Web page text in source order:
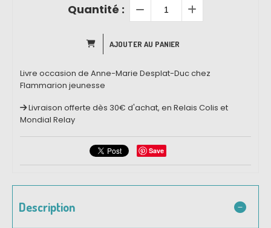
Quantité :
AJOUTER AU PANIER
Livre occasion de Anne-Marie Desplat-Duc chez
Flammarion jeunesse
Livraison offerte dès 30€ d'achat, en Relais Colis et
Mondial Relay
Save
Description